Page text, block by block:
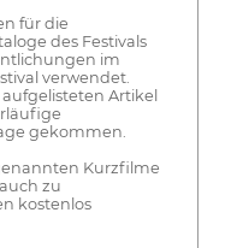
für die
des Festivals
im
verwendet.
Artikel
gekommen.
Kurzfilme
zu
kostenlos